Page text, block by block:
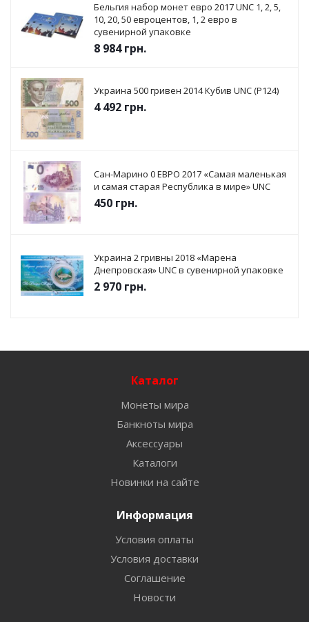
Бельгия набор монет евро 2017 UNC 1, 2, 5,
10, 20, 50 евроцентов, 1, 2 евро в
сувенирной упаковке
8 984грн.
Украина 500 гривен 2014 Кубив UNC (P124)
4 492 грн.
Сан-Марино 0 ЕВРО 2017 «Самая маленькая
и самая старая Республика в мире» UNC
450 грн.
Украина 2 гривны 2018 «Марена
Днепровская» UNC в сувенирной упаковке
2 970 грн.
Каталог
Монеты мира
Банкноты мира
Аксессуары
Каталоги
Новинки на сайте
Информация
Условия оплаты
Условия доставки
Соглашение
Новости